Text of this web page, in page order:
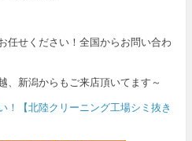
せください！全国からお問い合わ
、新潟からもご来店頂いてます～
！【北陸クリーニング工場シミ抜き